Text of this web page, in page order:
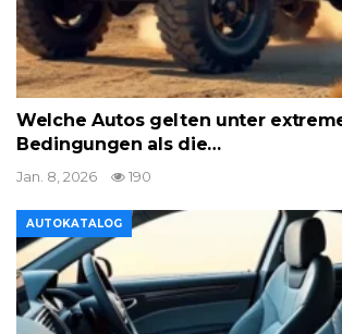
Welche Autos gelten unter
Bedingungen als die…
Jan. 8, 2026 190
AUTOKATALOG